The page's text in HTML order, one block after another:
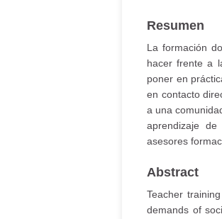
Resumen
La formación
hacer frente a
poner en
en contacto
a una
aprendizaje
asesores
Abstract
Teacher
demands of